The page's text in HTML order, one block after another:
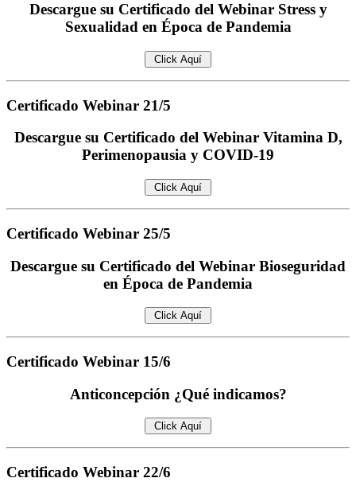
Descargue su Certificado del Webinar Stress y
Sexualidad en Época de Pandemia
Certificado Webinar 21/5
Descargue su Certificado del Webinar Vitamina D,
Perimenopausia y COVID-19
Certificado Webinar 25/5
Descargue su Certificado del Webinar Bioseguridad
en Época de Pandemia
Certificado Webinar 15/6
Anticoncepción ¿Qué indicamos?
Certificado Webinar 22/6